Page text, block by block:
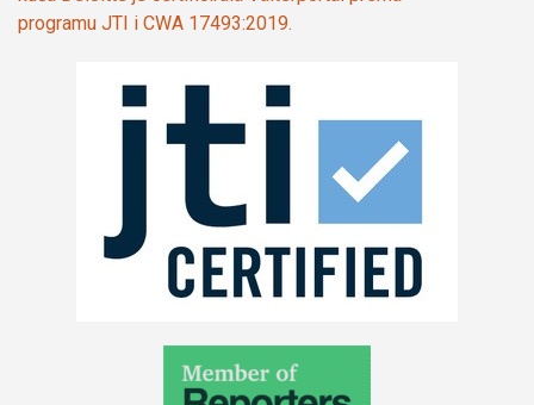
programu JTI i CWA 17493:2019.